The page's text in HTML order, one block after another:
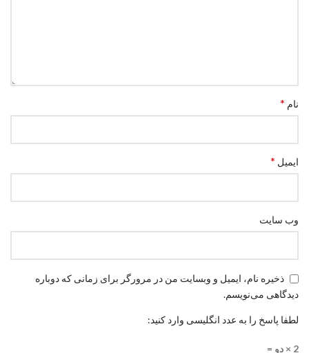
نام *
ایمیل *
وب‌ سایت
ذخیره نام، ایمیل و وبسایت من در مرورگر برای زمانی که دوباره
دیدگاهی می‌نویسم.
لطفا پاسخ را به عدد انگلیسی وارد کنید:
2 × دو =